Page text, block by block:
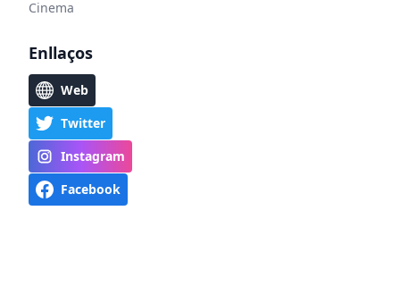
Cinema
Enllaços
Web
Twitter
Instagram
Facebook